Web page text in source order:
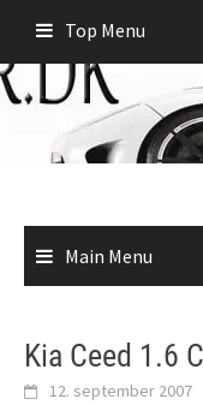
content
Top Menu
Main Menu
Kia Ceed 1.6
12. september 2007